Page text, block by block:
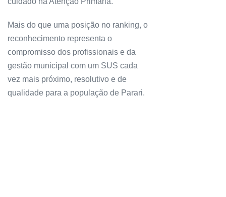
Mais do que uma posição no ranking, o
reconhecimento representa o
compromisso dos profissionais e da
gestão municipal com um SUS cada
vez mais próximo, resolutivo e de
qualidade para a população de Parari.